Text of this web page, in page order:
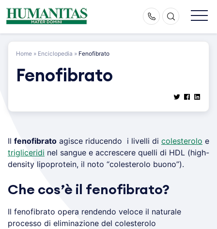
Skip
to
Home » Enciclopedia » Fenofibrato
Fenofibrato
Il fenofibrato agisce riducendo i livelli di colesterolo e
trigliceridi nel sangue e accrescere quelli di HDL (high-
density lipoprotein, il noto “colesterolo buono”).
Che cos’è il fenofibrato?
Il fenofibrato opera rendendo veloce il naturale
processo di eliminazione del colesterolo